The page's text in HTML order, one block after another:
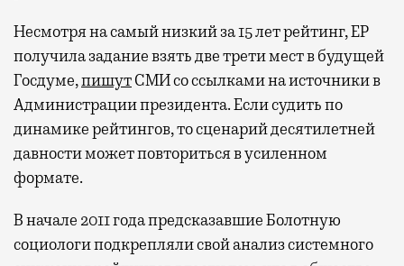
Несмотря на самый низкий за 15 лет рейтинг, ЕР
получила задание взять две трети мест в будущей
Госдуме,пишутСМИ со ссылками на источники в
Администрации президента. Если судить по
динамике рейтингов, то сценарий десятилетней
давности может повториться в усиленном
формате.
В начале 2011 года предсказавшие Болотную
социологи подкрепляли свой анализ системного